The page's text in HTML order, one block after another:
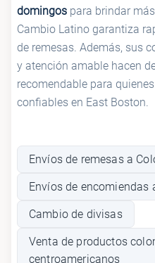
domingos para brindar
Cambio Latino garantiza
de remesas. Además, sus
y atención amable hacen
recomendable para
confiables en East Boston.
Envíos de remesas a
Envíos de encomiendas
Cambio de divisas
Venta de productos
centroamericanos